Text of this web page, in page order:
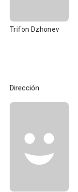
Trifon Dzhonev
Dirección